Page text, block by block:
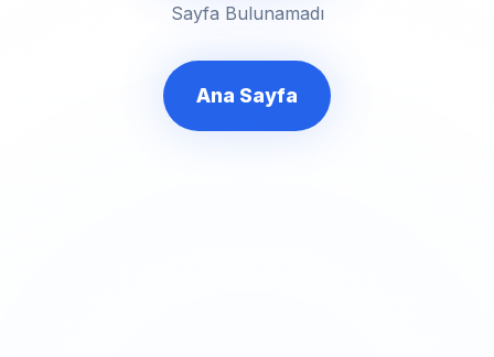
Sayfa Bulunamadı
Ana Sayfa